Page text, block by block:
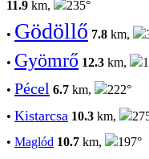
11.9 km, 235°
• Gödöllő 7.8 km,
• Gyömrő 12.3 km,
• Pécel 6.7 km,
222°
• Kistarcsa 10.3 km,
• Maglód 10.7 km,
197°